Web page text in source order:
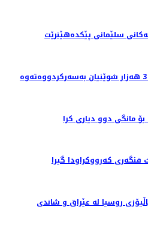
سلێمانی پێكدەهێنرێت
مانگی دوو دیاری كرا
كه‌رووكراودا گیرا
روسیا لە عێراق و شاندی